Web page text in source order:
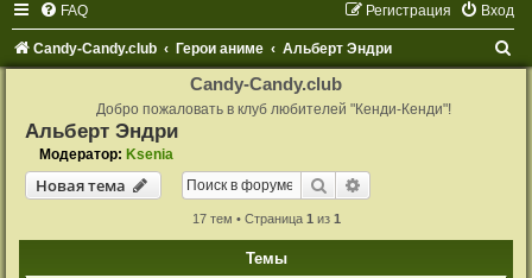
FAQ Вход
Регистрация
Candy-Candy.club Герои аниме Альберт Эндри
Candy-Candy.club
Добро пожаловать в клуб любителей "Кенди-Кенди"!
Альберт Эндри
Модератор: Ksenia
Новая тема Поиск
17 тем • Страница 1 из 1
Темы